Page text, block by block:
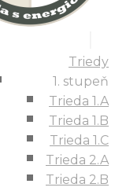
Triedy
1. stupeň
Trieda 1.A
Trieda 1.B
Trieda 1.C
Trieda 2.A
Trieda 2.B